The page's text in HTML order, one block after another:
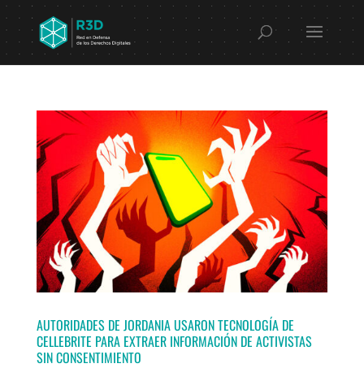
AUTORIDADES DE JORDANIA USARON TECNOLOGÍA DE
CELLEBRITE PARA EXTRAER INFORMACIÓN DE ACTIVISTAS
SIN CONSENTIMIENTO